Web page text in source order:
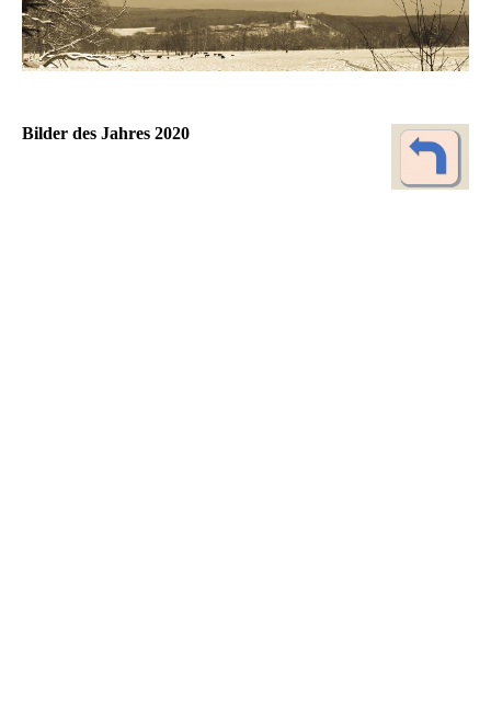
Bilder des Jahres 2020